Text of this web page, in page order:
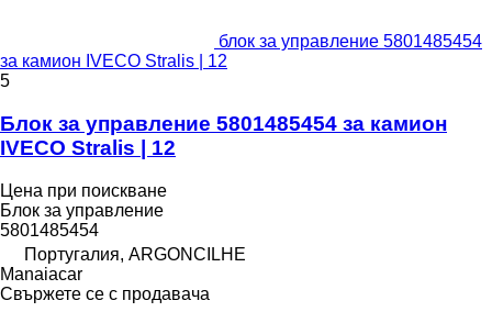
блок за управление 5801485454
за камион IVECO Stralis | 12
5
Блок за управление 5801485454 за камион
IVECO Stralis | 12
Цена при поискване
Блок за управление
5801485454
Португалия, ARGONCILHE
Manaiacar
Свържете се с продавача